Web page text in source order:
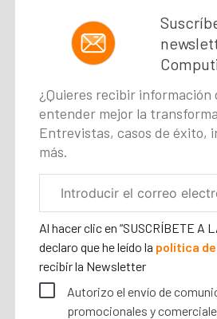
¿Quieres recibir información
entender mejor la
Entrevistas, casos de éxito,
más.
electrónico
Al hacer clic en “SUSCRÍBETE A
declaro que he leído la política
recibir la Newsletter
Autorizo el envío de
promocionales y